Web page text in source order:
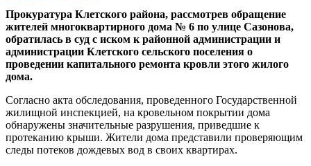
Прокуратура Клетского района, рассмотрев обращение
жителей многоквартирного дома № 6 по улице Сазонова,
обратилась в суд с иском к районной администрации и
администрации Клетского сельского поселения о
проведении капитального ремонта кровли этого жилого
дома.
Согласно акта обследования, проведенного Государственной
жилищной инспекцией, на кровельном покрытии дома
обнаружены значительные разрушения, приведшие к
протеканию крыши. Жители дома представили проверяющим
следы потеков дождевых вод в своих квартирах.